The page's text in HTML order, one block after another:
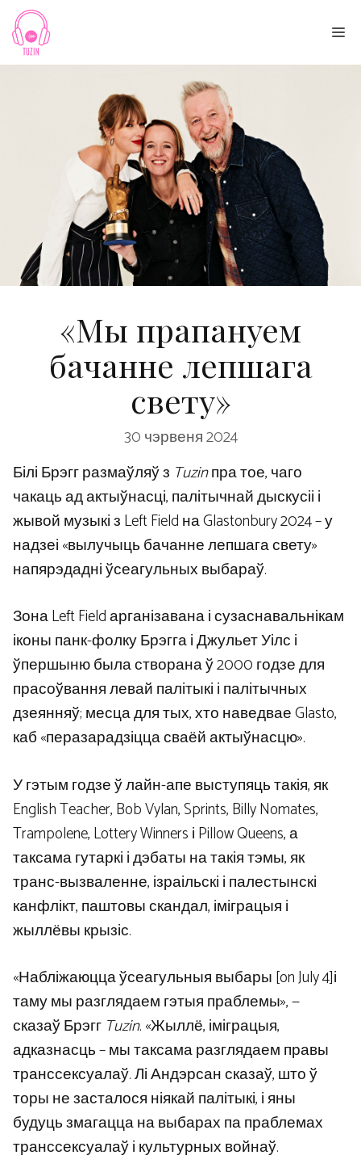
Skip
content
«Мы прапануем
бачанне лепшага
свету»
30 чэрвеня 2024
Білі Брэгг размаўляў з Tuzinпра тое, чаго
чакаць ад актыўнасці, палітычнай дыскусіі і
жывой музыкі з Left Field на Glastonbury 2024 – у
надзеі «вылучыць бачанне лепшага свету»
напярэдадні ўсеагульных выбараў.
Зона Left Field арганізавана і сузаснавальнікам
іконы панк-фолку Брэгга і Джульет Уілс і
ўпершыню была створана ў 2000 годзе для
прасоўвання левай палітыкі і палітычных
дзеянняў; месца для тых, хто наведвае Glasto,
каб «перазарадзіцца сваёй актыўнасцю».
У гэтым годзе ў лайн-апе выступяць такія, як
English Teacher, Bob Vylan, Sprints, Billy Nomates,
Trampolene, Lottery Winners і Pillow Queens, а
таксама гутаркі і дэбаты на такія тэмы, як
транс-вызваленне, ізраільскі і палестынскі
канфлікт, паштовы скандал, іміграцыя і
жыллёвы крызіс.
«Набліжаюцца ўсеагульныя выбары [on July 4]і
таму мы разглядаем гэтыя праблемы», —
сказаў Брэгг Tuzin. «Жыллё, іміграцыя,
адказнасць – мы таксама разглядаем правы
транссексуалаў. Лі Андэрсан сказаў, што ў
торы не засталося ніякай палітыкі, і яны
будуць змагацца на выбарах па праблемах
транссексуалаў і культурных войнаў.